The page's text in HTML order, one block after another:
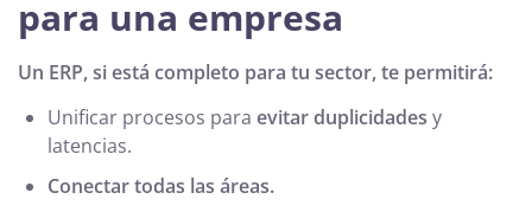
para una empresa
Un ERP, si está completo para tu sector, te permitirá:
Unificar procesos para evitar duplicidades y
latencias.
Conectar todas las áreas.